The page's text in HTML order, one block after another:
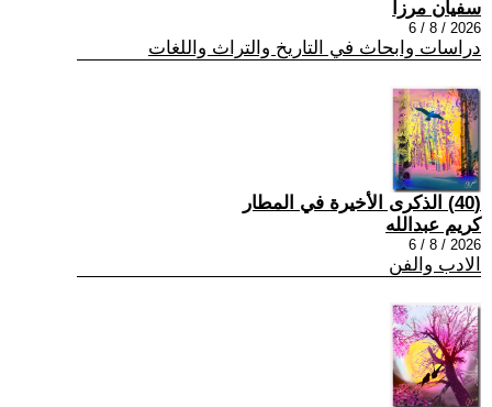
سفيان مرزا
2026 / 8 / 6
دراسات وابحاث في التاريخ والتراث واللغات
(40) الذكرى الأخيرة في المطار
كريم عبدالله
2026 / 8 / 6
الادب والفن